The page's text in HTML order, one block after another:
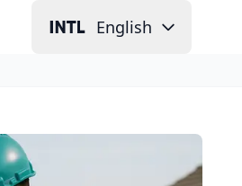
English